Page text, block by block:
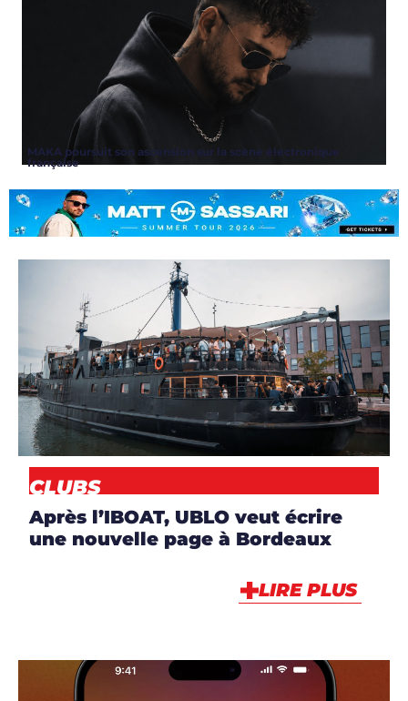
MAKA poursuit son ascension sur la scène électronique
française
ARTICLES,CLUBS,
NEWS
CLUBS
Après l’IBOAT, UBLO veut écrire
une nouvelle page à Bordeaux
LIRE PLUS